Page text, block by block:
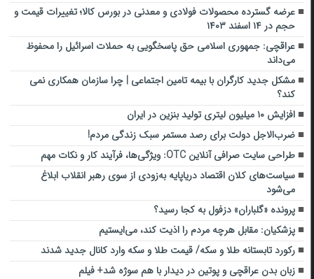
عرضه گسترده محصولات فولادی و معدنی در بورس کالا؛ تغییرات قیمت و
حجم در ۱۴ اسفند ۱۴۰۳
عراقچی: جمهوری اسلامی حق پاسخگویی به حملات اسرائیل را محفوظ
می‌داند
مشکل جدید کارگران با بیمه تامین اجتماعی | چرا سازمان همکاری نمی
کند؟
افزایش ۱۰ میلیون لیتری تولید بنزین در ایران
ضرب‌الاجل دولت برای رصد مستمر سبک زندگی مردم!
طراحی سایت صرافی آنلاین OTC: ویژگی‌ها، فرآیند کار و نکات مهم
سیاست‌های کلان اقتصاد دریاپایه به‌زودی از سوی رهبر انقلاب ابلاغ
می‌شود
پرونده «گلباران» دزفول به کجا رسید؟
پزشکیان: مقابل هرچه مردم را اذیت کند، می‌ایستیم
رکورد تابستانه طلا و سکه/ قیمت طلا و سکه وارد کانال جدید شدند
زبان بدن عراقچی و پوتین در دیدار با هم سوژه شد+ فیلم